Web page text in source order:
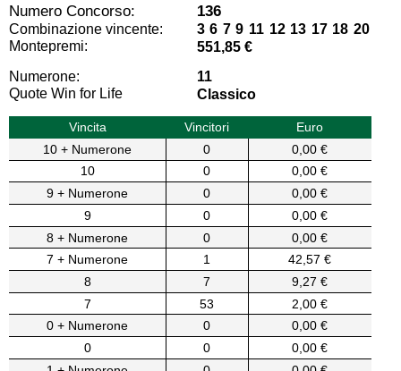
Numero Concorso: 136
Combinazione vincente:
3 6 7 9 11 12 13 17 18 20
Montepremi:
551,85 €
Numerone:
11
Quote Win for Life
Classico
Vincita Vincitori
Euro
10 + Numerone
0
0,00 €
10
0
0,00 €
9 + Numerone
0
0,00 €
9
0
0,00 €
8 + Numerone
0
0,00 €
7 + Numerone
1
42,57 €
8
7
9,27 €
7
53
2,00 €
0 + Numerone
0
0,00 €
0
0
0,00 €